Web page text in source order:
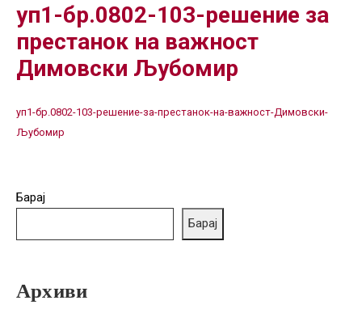
РФ
СПЕКТАР
ТЕЛЕКОМУНИКАЦИИ
АНАЛИЗА
НА
ГРИЖА
ЗА
НАБАВКИ
уп1-бр.0802-103-решение за
престанок на важност
Димовски Љубомир
уп1-бр.0802-103-решение-за-престанок-на-важност-Димовски-
Љубомир
Барај
Барај
Архиви